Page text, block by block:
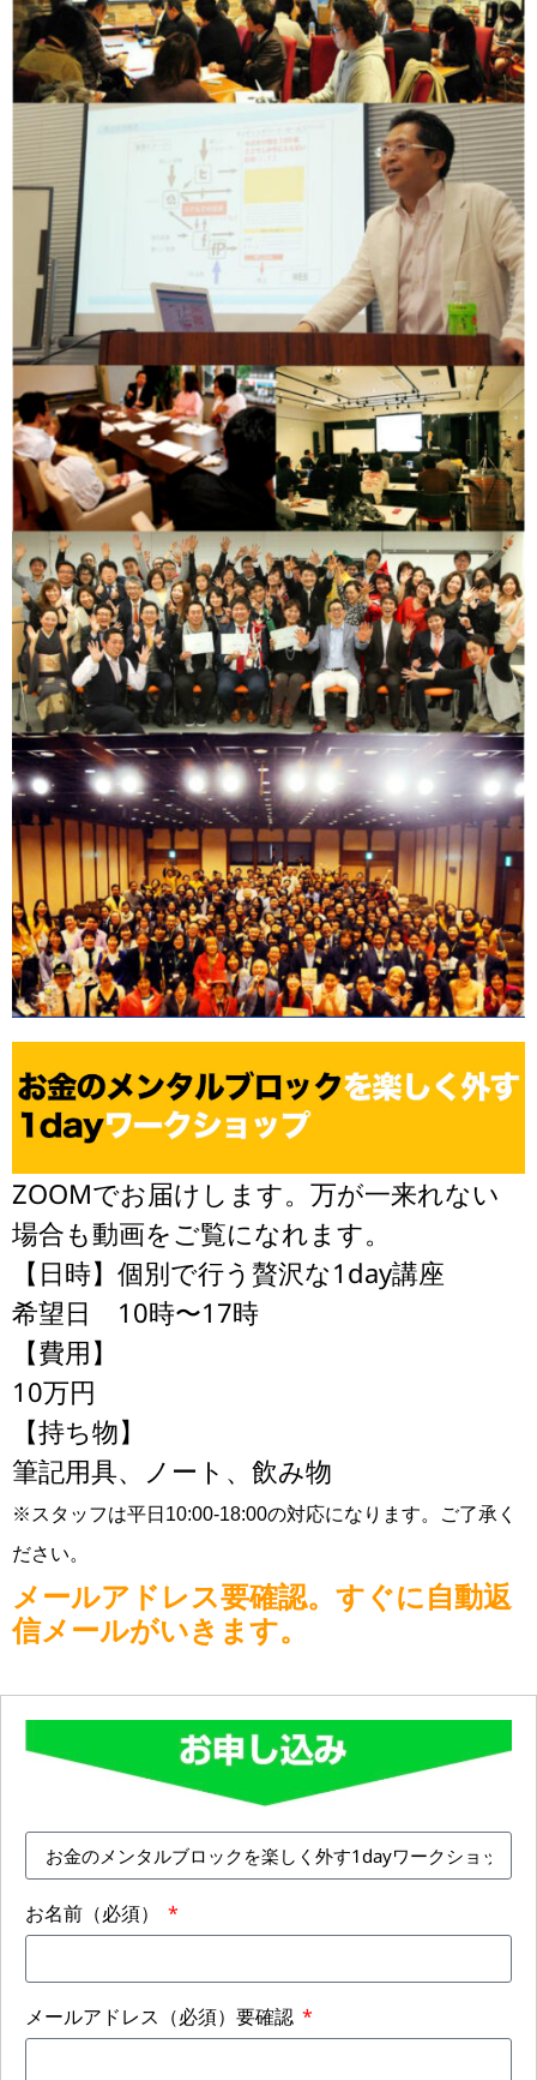
ZOOMでお届けします。万が一来れない
場合も動画をご覧になれます。
【日時】個別で行う贅沢な1day講座
希望日 10時〜17時
【費用】
10万円
【持ち物】
筆記用具、ノート、飲み物
※スタッフは平日10:00-18:00の対応になります。ご了承く
ださい。
メールアドレス要確認。すぐに自動返
信メールがいきます。
お名前（必須）
メールアドレス（必須）要確認